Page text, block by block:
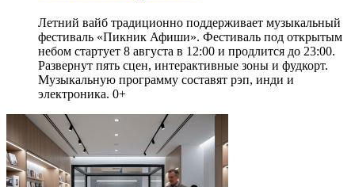
Летний вайб традиционно поддерживает музыкальный
фестиваль «Пикник Афиши». Фестиваль под открытым
небом стартует 8 августа в 12:00 и продлится до 23:00.
Развернут пять сцен, интерактивные зоны и фудкорт.
Музыкальную программу составят рэп, инди и
электроника. 0+